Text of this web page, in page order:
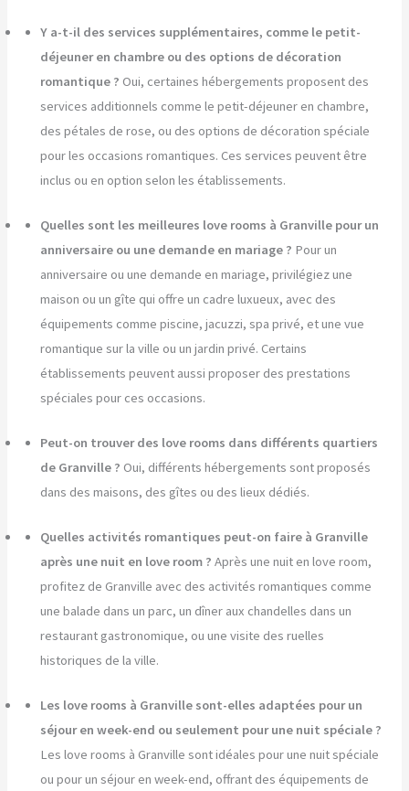
Y a-t-il des services supplémentaires, comme le petit-
déjeuner en chambre ou des options de décoration
romantique ? Oui, certaines hébergements proposent des
services additionnels comme le petit-déjeuner en chambre,
des pétales de rose, ou des options de décoration spéciale
pour les occasions romantiques. Ces services peuvent être
inclus ou en option selon les établissements.
Quelles sont les meilleures love rooms à Granville pour un
anniversaire ou une demande en mariage ? Pour un
anniversaire ou une demande en mariage, privilégiez une
maison ou un gîte qui offre un cadre luxueux, avec des
équipements comme piscine, jacuzzi, spa privé, et une vue
romantique sur la ville ou un jardin privé. Certains
établissements peuvent aussi proposer des prestations
spéciales pour ces occasions.
Peut-on trouver des love rooms dans différents quartiers
de Granville ? Oui, différents hébergements sont proposés
dans des maisons, des gîtes ou des lieux dédiés.
Quelles activités romantiques peut-on faire à Granville
après une nuit en love room ? Après une nuit en love room,
profitez de Granville avec des activités romantiques comme
une balade dans un parc, un dîner aux chandelles dans un
restaurant gastronomique, ou une visite des ruelles
historiques de la ville.
Les love rooms à Granville sont-elles adaptées pour un
séjour en week-end ou seulement pour une nuit spéciale ?
Les love rooms à Granville sont idéales pour une nuit spéciale
ou pour un séjour en week-end, offrant des équipements de